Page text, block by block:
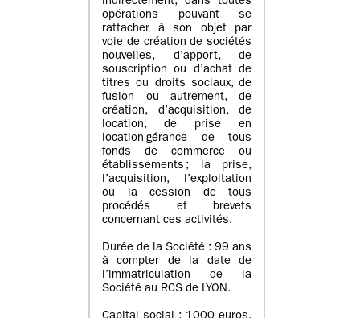
opérations pouvant se
rattacher à son objet par
voie de création de sociétés
nouvelles, d’apport, de
souscription ou d’achat de
titres ou droits sociaux, de
fusion ou autrement, de
création, d’acquisition, de
location, de prise en
location-gérance de tous
fonds de commerce ou
établissements ; la prise,
l’acquisition, l’exploitation
ou la cession de tous
procédés et brevets
concernant ces activités.
Durée de la Société : 99 ans
à compter de la date de
l’immatriculation de la
Société au RCS de LYON.